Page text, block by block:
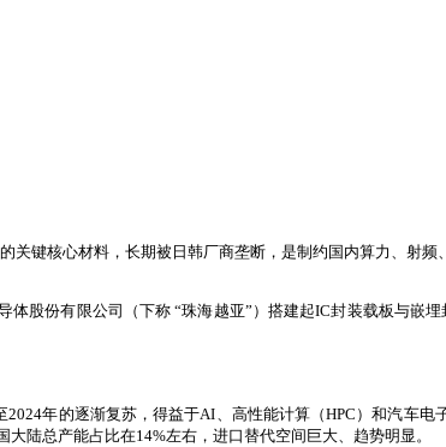
键核心材料，长期被日韩厂商垄断，是制约国内算力、射
股份有限公司（下称 “珠海越亚”）搭建起IC封装载板与嵌
年的逐渐复苏，得益于AI、高性能计算（HPC）和汽车
陆总产能占比在14%左右，进口替代空间巨大、趋势明显。